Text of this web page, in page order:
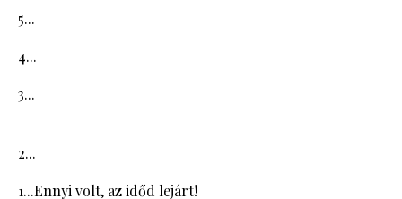
5...
4...
3...
2...
1...Ennyi volt, az időd lejárt!